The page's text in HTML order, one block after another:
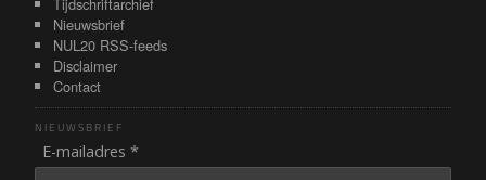
Nieuwsbrief
NUL20 RSS-feeds
Disclaimer
Contact
NIEUWSBRIEF
E-mailadres *